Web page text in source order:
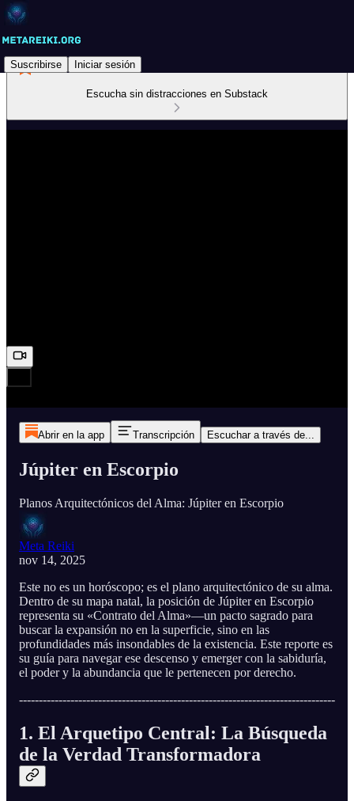
Suscribirse Iniciar sesión
Escucha sin distracciones en Substack
Abrir en la app Transcripción Escuchar a través de...
Júpiter en Escorpio
Planos Arquitectónicos del Alma: Júpiter en Escorpio
Meta Reiki
nov 14, 2025
Este no es un horóscopo; es el plano arquitectónico de su alma.
Dentro de su mapa natal, la posición de Júpiter en Escorpio
representa su «Contrato del Alma»—un pacto sagrado para
buscar la expansión no en la superficie, sino en las
profundidades más insondables de la existencia. Este reporte es
su guía para navegar ese descenso y emerger con la sabiduría,
el poder y la abundancia que le pertenecen por derecho.
--------------------------------------------------------------------------------
1. El Arquetipo Central: La Búsqueda
de la Verdad Transformadora